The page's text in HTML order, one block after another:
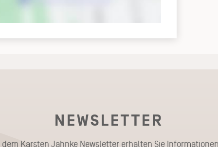
NEWSLETTER
dem Karsten Jahnke Newsletter erhalten Sie